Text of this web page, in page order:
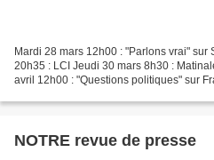
Mardi 28 mars 12h00 : "Parlons vrai" sur
20h35 : LCI Jeudi 30 mars 8h30 :
avril 12h00 : "Questions politiques" sur
NOTRE revue de presse